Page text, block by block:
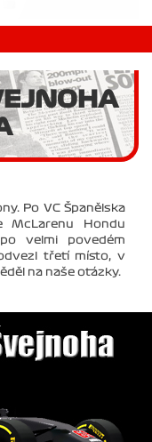
Po VC Španělska
McLarenu Hondu
velmi povedém
třetí místo, v
na naše otázky.